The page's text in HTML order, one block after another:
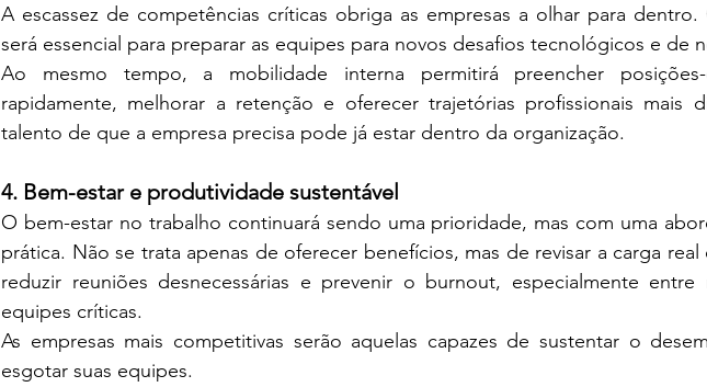
A escassez de competências críticas obriga as empresas a olhar para dentro.
será essencial para preparar as equipes para novos desafios tecnológicos e de
Ao mesmo tempo, a mobilidade interna permitirá preencher posições-
rapidamente, melhorar a retenção e oferecer trajetórias profissionais mais
talento de que a empresa precisa pode já estar dentro da organização.
4. Bem-estar e produtividade sustentável
O bem-estar no trabalho continuará sendo uma prioridade, mas com uma
prática. Não se trata apenas de oferecer benefícios, mas de revisar a carga
reduzir reuniões desnecessárias e prevenir o burnout, especialmente entre
equipes críticas.
As empresas mais competitivas serão aquelas capazes de sustentar o
esgotar suas equipes.